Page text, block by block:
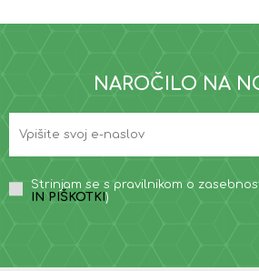
NAROČILO NA
Strinjam se s pravilnikom o
IN PIŠKOTKI )